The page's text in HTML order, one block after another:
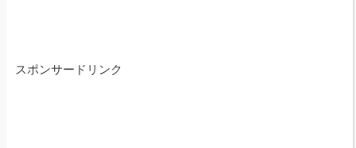
スポンサードリンク